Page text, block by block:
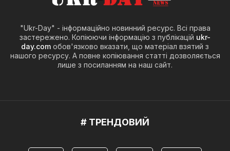
"Ukr-Day" - інформаційно новинний ресурс. Всі права
застережено. Копіюючи інформацію з публікацій ukr-
day.com обов'язково вказати, що матеріал взятий з
нашого ресурсу. А повне копіювання статті дозволяється
лише з посиланням на наш сайт.
# ТРЕНДОВИЙ